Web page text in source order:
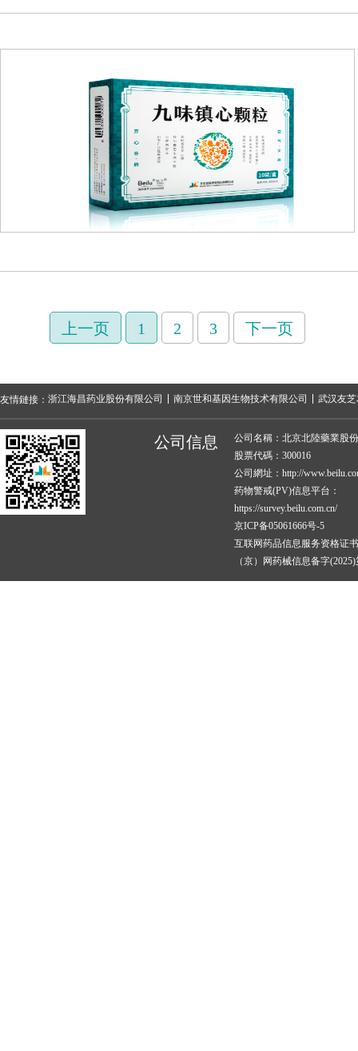
上一页 1 2 3 下一页
友情鏈接： 浙江海昌药业股份有限公司 南京世和基因生物技术有限公司 武汉友
公司信息
公司名稱：北京北陸藥業股
股票代碼：300016
公司網址：http://
药物警戒(PV)信息平台：
https://survey.beilu.com.cn/
京ICP备05061666号-5
互联网药品信息服务资格证
（京）网药械信息备字